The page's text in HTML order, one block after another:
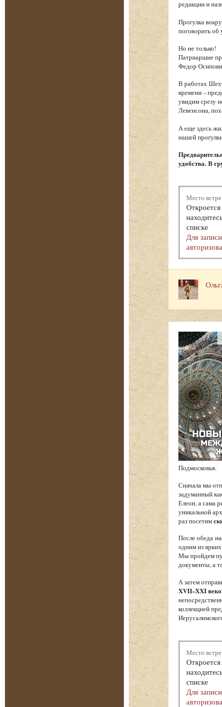
редакции и
Прогулка
поговорить об
Но не только!
Патриаршие
Федор
В работах
времени –
увидим срезу
Левенсона,
А еще здесь
нашей
удобства. В
Место
списке
Для
Подмосковья.
Сначала мы
задуманный
Елеон, а сама
уникальной
раз посетим
После обеда
одним из
Мы пройдем
документы, а
А затем
XVII–XXI
коллекцией
Место
списке
Для